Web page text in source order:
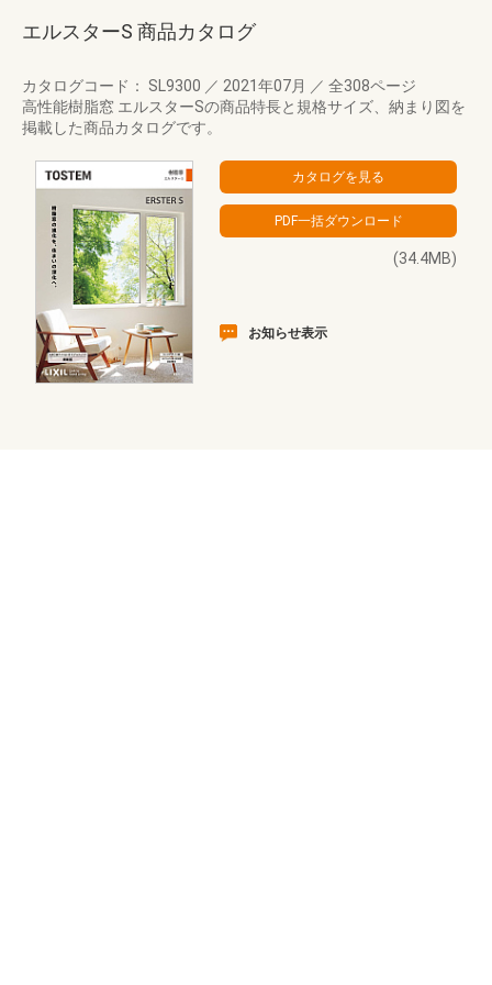
エルスターS 商品カタログ
カタログコード： SL9300 ／ 2021年07月 ／ 全308ページ
高性能樹脂窓 エルスターSの商品特長と規格サイズ、納まり図を
掲載した商品カタログです。
(34.4MB)
お知らせ表示